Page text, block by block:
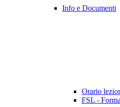
Info e Documenti
Orario
FSL -